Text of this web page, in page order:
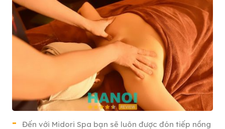
Đến với Midori Spa bạn sẽ luôn được đón tiếp nồng